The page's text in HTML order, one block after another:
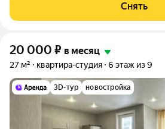
Микроволновка Дом - панельный, окна
Снять
20 000 ₽ в месяц
27 м² квартира-студия 6 этаж из 9
3D-тур новостройка